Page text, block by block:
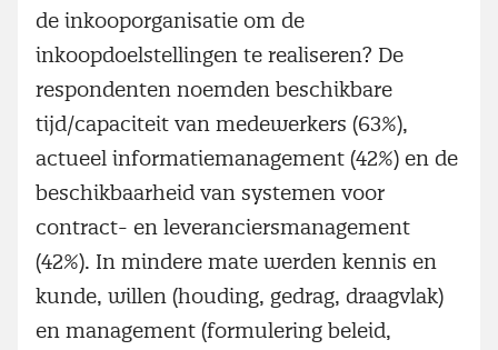
de inkooporganisatie om de
inkoopdoelstellingen te realiseren? De
respondenten noemden beschikbare
tijd/capaciteit van medewerkers (63%),
actueel informatiemanagement (42%) en de
beschikbaarheid van systemen voor
contract- en leveranciersmanagement
(42%). In mindere mate werden kennis en
kunde, willen (houding, gedrag, draagvlak)
en management (formulering beleid,